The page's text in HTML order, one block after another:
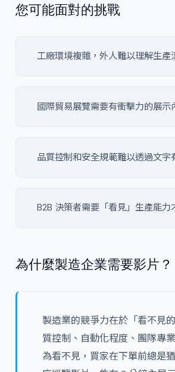
您可能面對的挑戰
工廠環境複雜，外人難以理解生產
國際貿易展覽需要有衝擊力的展示
品質控制和安全規範難以透過文字
B2B 決策者需要「看見」生產能力
為什麼製造企業需要影片？
製造業的競爭力在於「看不見
質控制、自動化程度、團隊專
為看不見，買家在下單前總是